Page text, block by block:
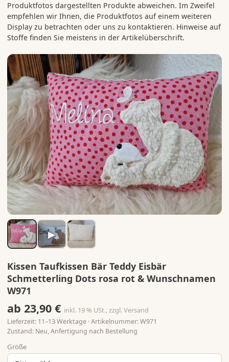
Produktfotos dargestellten Produkte abweichen. Im Zweifel
empfehlen wir Ihnen, die Produktfotos auf einem weiteren
Display zu betrachten oder uns zu kontaktieren. Hinweise auf
▶
Kissen Taufkissen Bär Teddy Eisbär
Schmetterling Dots rosa rot & Wunschnamen
W971
ab 23,90 € inkl. 19 % USt., zzgl. Versand
Lieferzeit: 11–13 Werktage · Artikelnummer: W971
Zustand: Neu, Anfertigung nach Bestellung
Größe